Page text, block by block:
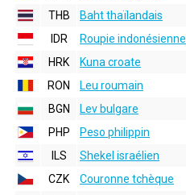
THB
Baht thaïlandais
IDR
Roupie indonésienne
HRK
Kuna croate
RON
Leu roumain
BGN
Lev bulgare
PHP
Peso philippin
ILS
Shekel israélien
CZK
Couronne tchèque